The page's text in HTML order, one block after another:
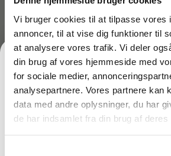
Vi bruger cookies til at tilpasse vores
annoncer, til at vise dig funktioner til
at analysere vores trafik. Vi deler
din brug af vores hjemmeside med
for sociale medier,
analysepartnere. Vores partnere kan
data med andre oplysninger, du har
de har indsamlet fra din brug af deres
inkl. moms
moms
På lager
Vælg variant
FÅ 10% PÅ DIN